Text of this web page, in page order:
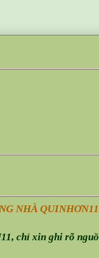
NHÀ QUINHƠN
chỉ xin ghi rõ